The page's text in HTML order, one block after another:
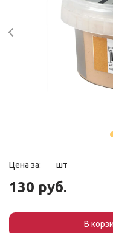
Цена за: шт
130 руб.
В